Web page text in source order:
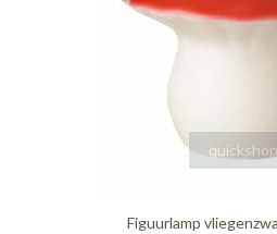
quickshop
Figuurlamp